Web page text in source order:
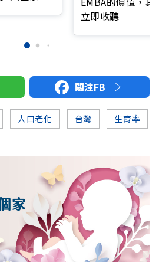
立即收聽
關注FB
人口老化 台灣 生育率